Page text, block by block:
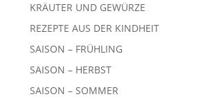
KRÄUTER UND GEWÜRZE
REZEPTE AUS DER KINDHEIT
SAISON – FRÜHLING
SAISON – HERBST
SAISON – SOMMER